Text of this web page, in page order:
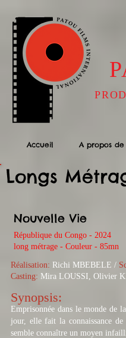
Accueil A propos de
Longs
Nouvelle Vie
République du Congo - 2024
long métrage - Couleur - 85mn
Réalisation: Richi MBEBELE /
Casting: Mira LOUSSI, Olivier
Synopsis:
Emprisonnée dans le monde de
jour, elle fait la connaissance
semble connaître un moyen